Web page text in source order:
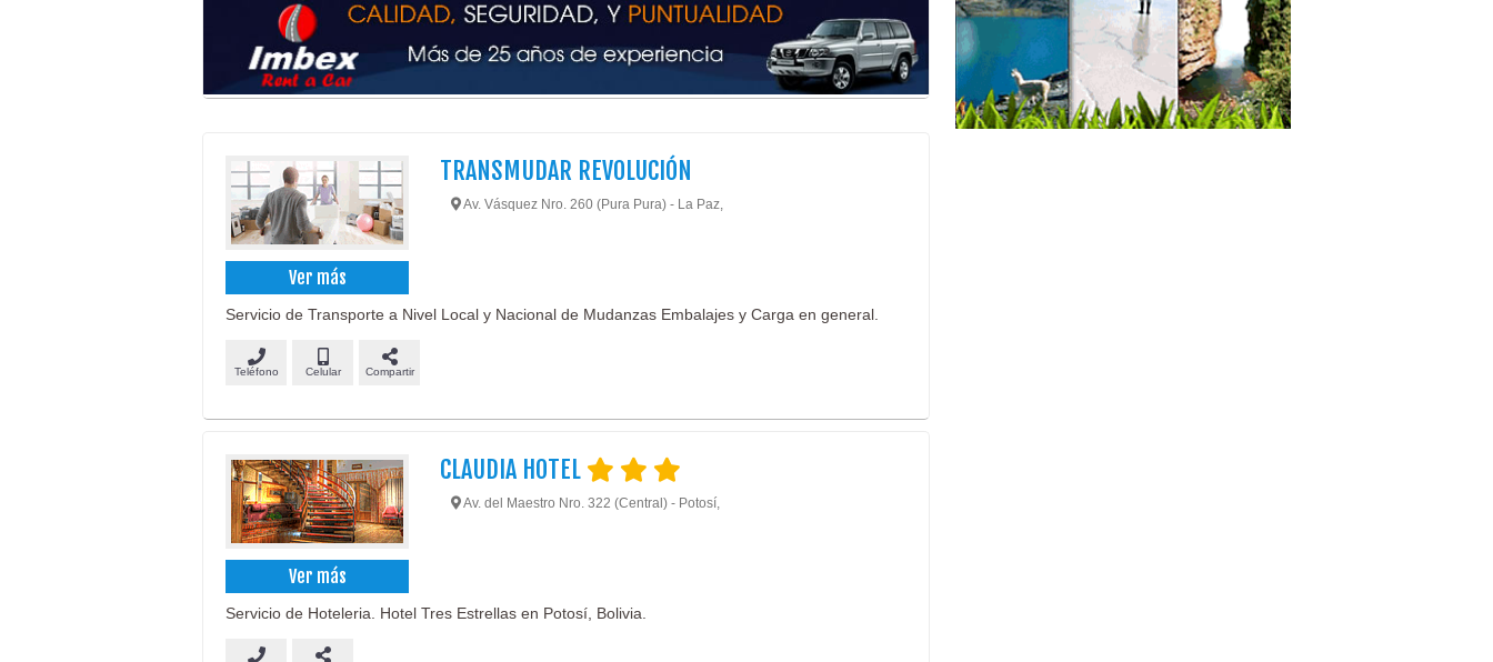
Ver más
TRANSMUDAR REVOLUCIÓN
Av. Vásquez Nro. 260 (Pura Pura) - La Paz,
Servicio de Transporte a Nivel Local y Nacional de Mudanzas Embalajes y Carga en general.
Teléfono Celular Compartir
Ver más
CLAUDIA HOTEL
Av. del Maestro Nro. 322 (Central) - Potosí,
Servicio de Hoteleria. Hotel Tres Estrellas en Potosí, Bolivia.